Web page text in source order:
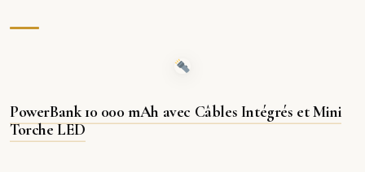
PowerBank 10 000 mAh avec Câbles Intégrés et Mini
Torche LED